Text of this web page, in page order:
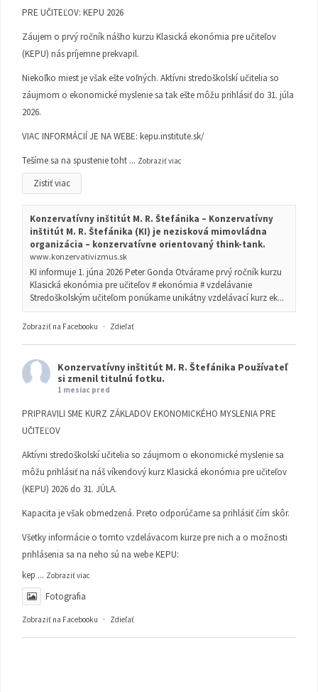
PRE UČITEĽOV: KEPU 2026
Záujem o prvý ročník nášho kurzu Klasická ekonómia pre učiteľov
(KEPU) nás príjemne prekvapil.
Niekoľko miest je však ešte voľných. Aktívni stredoškolskí učitelia so
záujmom o ekonomické myslenie sa tak ešte môžu prihlásiť do 31. júla
2026.
VIAC INFORMÁCIÍ JE NA WEBE: kepu.institute.sk/
Tešíme sa na spustenie toht ... Zobraziť viac
Zistiť viac
Konzervatívny inštitút M. R. Štefánika – Konzervatívny
inštitút M. R. Štefánika (KI) je nezisková mimovládna
organizácia – konzervatívne orientovaný think-tank.
www.konzervativizmus.sk
KI informuje 1. júna 2026 Peter Gonda Otvárame prvý ročník kurzu
Klasická ekonómia pre učiteľov # ekonómia # vzdelávanie
Stredoškolským učiteľom ponúkame unikátny vzdelávací kurz ek...
Zobraziť na Facebooku · Zdieľať
Konzervatívny inštitút M. R. Štefánika Používateľ
si zmenil titulnú fotku.
1 mesiac pred
PRIPRAVILI SME KURZ ZÁKLADOV EKONOMICKÉHO MYSLENIA PRE
UČITEĽOV
Aktívni stredoškolskí učitelia so záujmom o ekonomické myslenie sa
môžu prihlásiť na náš víkendový kurz Klasická ekonómia pre učiteľov
(KEPU) 2026 do 31. JÚLA.
Kapacita je však obmedzená. Preto odporúčame sa prihlásiť čím skôr.
Všetky informácie o tomto vzdelávacom kurze pre nich a o možnosti
prihlásenia sa na neho sú na webe KEPU:
kep ... Zobraziť viac
Fotografia
Zobraziť na Facebooku · Zdieľať